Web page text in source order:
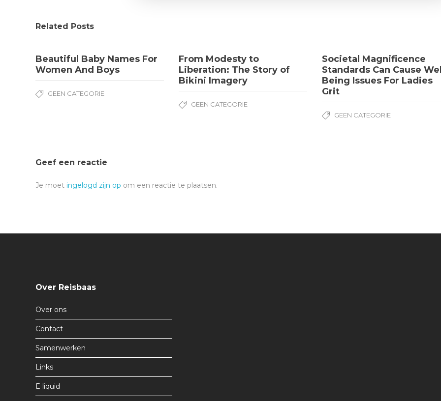
Related Posts
Beautiful Baby Names For
Women And Boys
GEEN CATEGORIE
From Modesty to
Liberation: The Story of
Bikini Imagery
GEEN CATEGORIE
Societal Magnificence
Standards Can Cause
Being Issues For Ladies
Grit
GEEN CATEGORIE
Geef een reactie
Je moet ingelogd zijn op om een reactie te plaatsen.
Over Reisbaas
Over ons
Contact
Samenwerken
Links
E liquid